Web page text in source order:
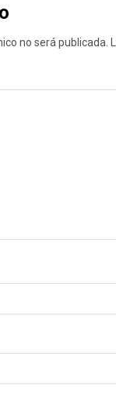
no será publicada.